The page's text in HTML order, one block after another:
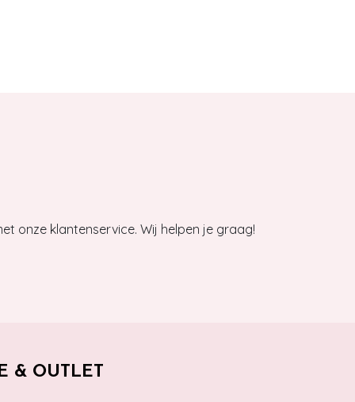
onze klantenservice. Wij helpen je graag!
& OUTLET